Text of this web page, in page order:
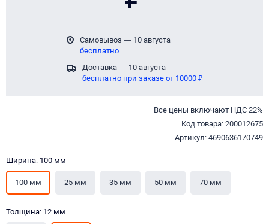
Самовывоз — 10 августа
бесплатно
Доставка — 10 августа
бесплатно при заказе от 10000 ₽
Все цены включают НДС 22%
Код товара: 200012675
Артикул: 4690636170749
Ширина: 100 мм
100 мм 25 мм 35 мм 50 мм 70 мм
Толщина: 12 мм